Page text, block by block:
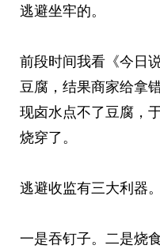
逃避坐牢的。
前段时间我看《今日
豆腐，结果商家给拿
现卤水点不了豆腐，
烧穿了。
逃避收监有三大利器。
一是吞钉子。二是烧